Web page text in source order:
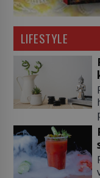
LIFESTYLE